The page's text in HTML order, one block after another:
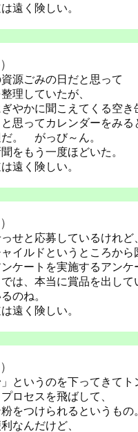
遠く険しい。
源ごみの日だと思って
理していたが、
やかに聞こえてくる空き
思ってカレンダーをみる
。 がっび～ん。
をもう一度ほどいた。
遠く険しい。
せと応募しているけれど
イルドというところから
ケートを実施するアンケ
は、本当に賞品を出して
のね。
遠く険しい。
」というのを下ってきてト
ロセスを飛ばして、
をつけられるというもの
なんだけど、